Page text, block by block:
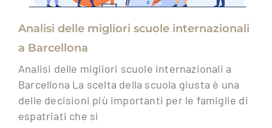
Analisi delle migliori scuole internazionali
a Barcellona
Analisi delle migliori scuole internazionali a
Barcellona La scelta della scuola giusta è una
delle decisioni più importanti per le famiglie di
espatriati che si